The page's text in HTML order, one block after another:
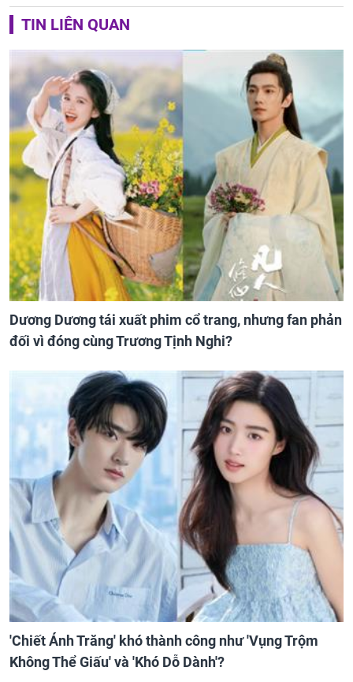
TIN LIÊN QUAN
Dương Dương tái xuất phim cổ trang, nhưng fan phản
đối vì đóng cùng Trương Tịnh Nghi?
'Chiết Ánh Trăng' khó thành công như 'Vụng Trộm
Không Thể Giấu' và 'Khó Dỗ Dành'?